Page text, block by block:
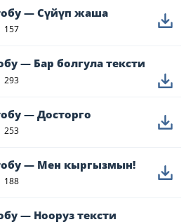
— Сүйүп жаша
157
— Бар болгула тексти
293
— Досторго
253
— Мен кыргызмын!
188
— Нооруз тексти